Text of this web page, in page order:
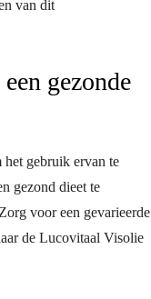
van dit
gezonde
gebruik ervan te
gezond dieet te
voor een gevarieerde
de Lucovitaal Visolie